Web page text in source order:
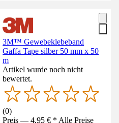
3M™ Gewebeklebeband
Gaffa Tape silber 50 mm x 50
m
Artikel wurde noch nicht
bewertet.
(0)
Preis — 4,95 € * Alle Preise